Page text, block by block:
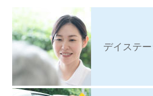
デイステ